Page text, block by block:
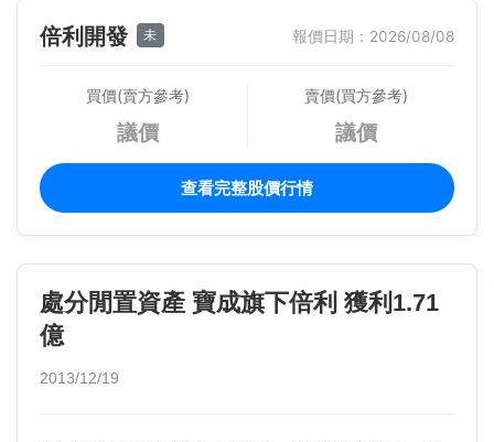
倍利開發 未 報價日期：2026/08/08
買價(賣方參考)
議價
賣價(買方參考)
議價
查看完整股價行情
處分閒置資產 寶成旗下倍利 獲利1.71
億
2013/12/19